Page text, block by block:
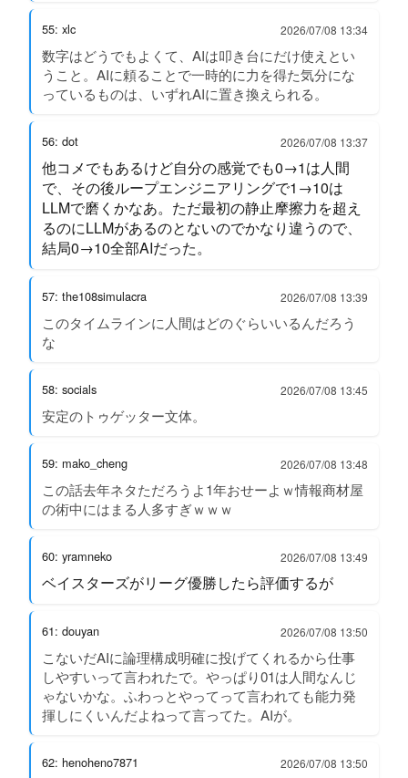
55: xlc 2026/07/08 13:34
数字はどうでもよくて、AIは叩き台にだけ使えとい
うこと。AIに頼ることで一時的に力を得た気分にな
っているものは、いずれAIに置き換えられる。
56: dot 2026/07/08 13:37
他コメでもあるけど自分の感覚でも0→1は人間
で、その後ループエンジニアリングで1→10は
LLMで磨くかなあ。ただ最初の静止摩擦力を超え
るのにLLMがあるのとないのでかなり違うので、
結局0→10全部AIだった。
57: the108simulacra 2026/07/08 13:39
このタイムラインに人間はどのぐらいいるんだろう
な
58: socials 2026/07/08 13:45
安定のトゥゲッター文体。
59: mako_cheng 2026/07/08 13:48
この話去年ネタただろうよ1年おせーよｗ情報商材屋
の術中にはまる人多すぎｗｗｗ
60: yramneko 2026/07/08 13:49
ベイスターズがリーグ優勝したら評価するが
61: douyan 2026/07/08 13:50
こないだAIに論理構成明確に投げてくれるから仕事
しやすいって言われたで。やっぱり01は人間なんじ
ゃないかな。ふわっとやってって言われても能力発
揮しにくいんだよねって言ってた。AIが。
62: henoheno7871 2026/07/08 13:50